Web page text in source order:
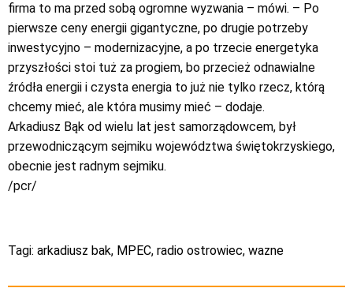
firma to ma przed sobą ogromne wyzwania – mówi. – Po
pierwsze ceny energii gigantyczne, po drugie potrzeby
inwestycyjno – modernizacyjne, a po trzecie energetyka
przyszłości stoi tuż za progiem, bo przecież odnawialne
źródła energii i czysta energia to już nie tylko rzecz, którą
chcemy mieć, ale która musimy mieć – dodaje.
Arkadiusz Bąk od wielu lat jest samorządowcem, był
przewodniczącym sejmiku województwa świętokrzyskiego,
obecnie jest radnym sejmiku.
/pcr/
Tagi: arkadiusz bak, MPEC, radio ostrowiec, wazne